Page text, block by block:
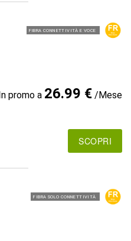
FIBRA CONNETTIVITÀ E VOCE
promo a 26.99 €/Mese
SCOPRI
FIBRA SOLO CONNETTIVITÀ